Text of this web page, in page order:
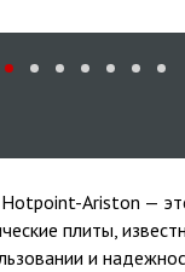
Ariston —
плиты,
и